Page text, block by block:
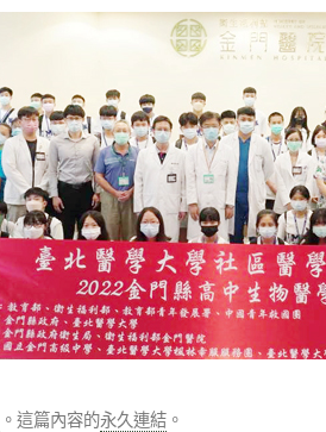
。這篇內容的永久連結 。